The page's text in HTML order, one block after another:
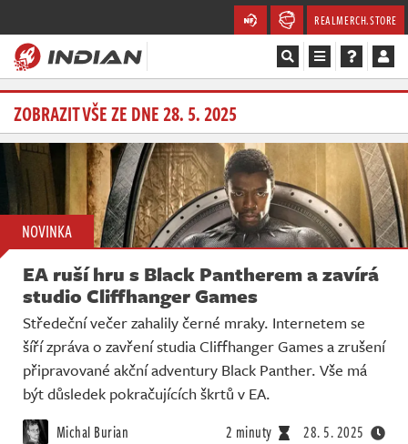
REALMERCH.STORE
Magazín
Recenze
Videa
Soutěže
Databáze
Komunita
Redakce
Živě
ZOBRAZIT VŠE ZE DNE 28. 5. 2025
NOVINKA
EA ruší hru s Black Pantherem a zavírá
studio Cliffhanger Games
Středeční večer zahalily černé mraky. Internetem se
šíří zpráva o zavření studia Cliffhanger Games a zrušení
připravované akční adventury Black Panther. Vše má
být důsledek pokračujících škrtů v EA.
Michal Burian 2 minuty 28. 5. 2025